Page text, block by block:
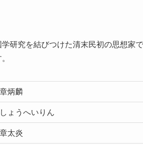
研究を結びつけた清末民初の思想家
章炳麟
しょうへいりん
章太炎